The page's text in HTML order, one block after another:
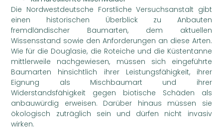
Die Nordwestdeutsche Forstliche Versuchsanstalt gibt
einen historischen Überblick zu Anbauten
fremdländischer Baumarten, dem aktuellen
Wissensstand sowie den Anforderungen an diese Arten.
Wie für die Douglasie, die Roteiche und die Küstentanne
mittlerweile nachgewiesen, müssen sich eingeführte
Baumarten hinsichtlich ihrer Leistungsfähigkeit, ihrer
Eignung als Mischbaumart und ihrer
Widerstandsfähigkeit gegen biotische Schäden als
anbauwürdig erweisen. Darüber hinaus müssen sie
ökologisch zuträglich sein und dürfen nicht invasiv
wirken.